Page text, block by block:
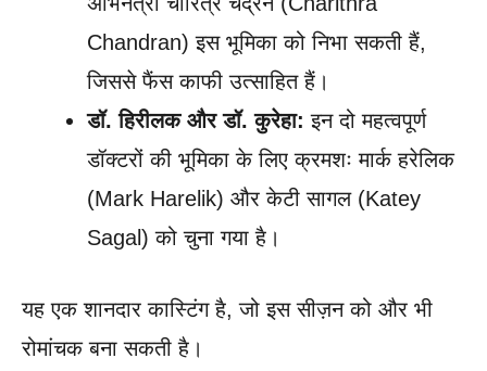
Chandran) इस भूमिका को निभा सकती हैं,
जिससे फैंस काफी उत्साहित हैं।
डॉ. हिरीलक और डॉ. कुरेहा: इन दो महत्वपूर्ण
डॉक्टरों की भूमिका के लिए क्रमशः मार्क हरेलिक
(Mark Harelik) और केटी सागल (Katey
Sagal) को चुना गया है।
यह एक शानदार कास्टिंग है, जो इस सीज़न को और भी
रोमांचक बना सकती है।